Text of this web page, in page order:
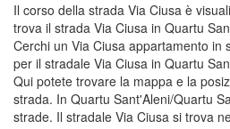
Il corso della strada Via Ciusa è
trova il strada Via Ciusa in Quartu
Cerchi un Via Ciusa appartamento in
per il stradale Via Ciusa in Quartu
Qui potete trovare la mappa e la
strada. In Quartu Sant'Aleni/Quartu
strade. Il stradale Via Ciusa si trova